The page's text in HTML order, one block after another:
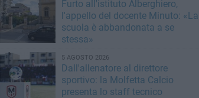
Furto all'istituto Alberghiero,
l'appello del docente Minuto: «La
scuola è abbandonata a se
stessa»
5 AGOSTO 2026
Dall'allenatore al direttore
sportivo: la Molfetta Calcio
presenta lo staff tecnico